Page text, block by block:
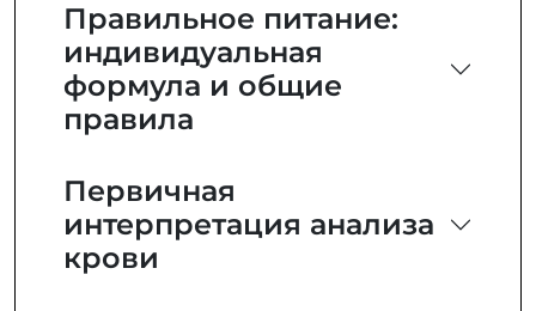
Правильное питание:
индивидуальная
формула и общие
правила
Первичная
интерпретация анализа
крови